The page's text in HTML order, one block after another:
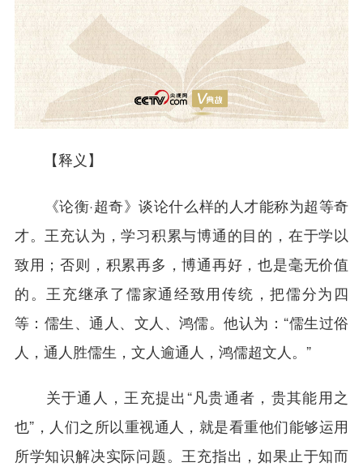
【释义】
《论衡·超奇》谈论什么样的人才能称为超等奇
才。王充认为，学习积累与博通的目的，在于学以
致用；否则，积累再多，博通再好，也是毫无价值
的。王充继承了儒家通经致用传统，把儒分为四
等：儒生、通人、文人、鸿儒。他认为：“儒生过俗
人，通人胜儒生，文人逾通人，鸿儒超文人。”
关于通人，王充提出“凡贵通者，贵其能用之
也”，人们之所以重视通人，就是看重他们能够运用
所学知识解决实际问题。王充指出，如果止于知而